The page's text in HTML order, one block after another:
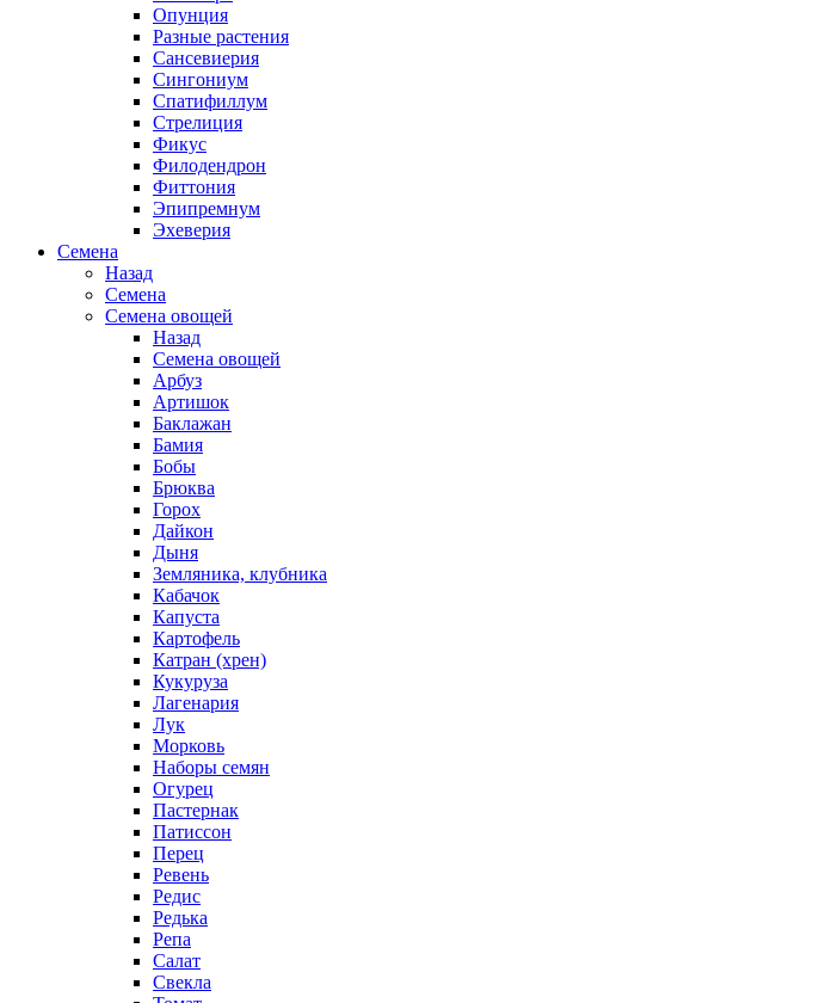
Опунция
Разные растения
Сансевиерия
Сингониум
Спатифиллум
Стрелиция
Фикус
Филодендрон
Фиттония
Эпипремнум
Эхеверия
Семена
Назад
Семена
Семена овощей
Назад
Семена овощей
Арбуз
Артишок
Баклажан
Бамия
Бобы
Брюква
Горох
Дайкон
Дыня
Земляника, клубника
Кабачок
Капуста
Картофель
Катран (хрен)
Кукуруза
Лагенария
Лук
Морковь
Наборы семян
Огурец
Пастернак
Патиссон
Перец
Ревень
Редис
Редька
Репа
Салат
Свекла